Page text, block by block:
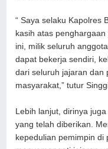
“ Saya selaku Kapolres
kasih atas
ini, milik seluruh
dapat bekerja sendiri,
dari seluruh jajaran dan
masyarakat,” tutur
Lebih lanjut, dirinya
yang telah diberikan.
kepedulian pemimpin di